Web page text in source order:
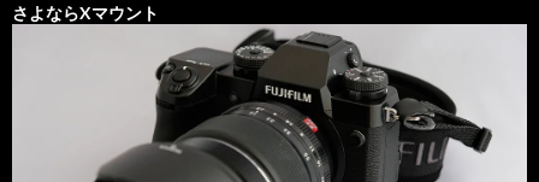
さよならXマウント